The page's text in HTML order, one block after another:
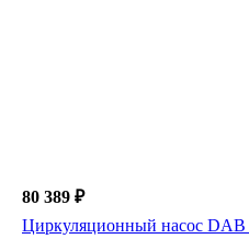
80 389 ₽
Циркуляционный насос